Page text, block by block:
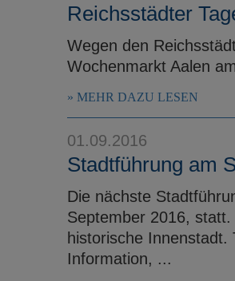
Reichsstädter
Wegen den
Wochenmarkt Aalen
MEHR DAZU LESEN
01.09.2016
Stadtführung am
Die nächste
September 2016, statt.
historische
Information, ...